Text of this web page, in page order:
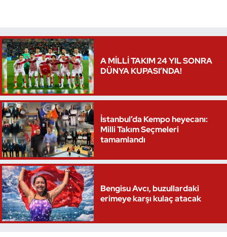
A MİLLİ TAKIM 24 YIL SONRA
DÜNYA KUPASI’NDA!
İstanbul’da Kempo heyecanı:
Milli Takım Seçmeleri
tamamlandı
Bengisu Avcı, buzullardaki
erimeye karşı kulaç atacak
Voleybol
Vücut Geliştirme Fitness
Wushu Kungfu
Yelken
Yüzme